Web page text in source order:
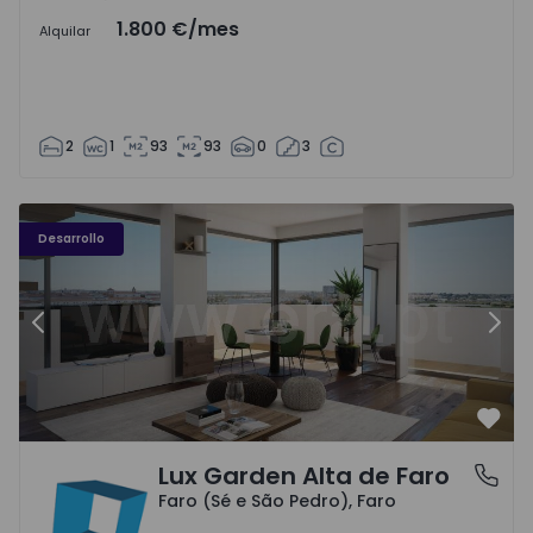
Alquilar 1.800 €/mes
2 1 93 93 0 3
Desarrollo
Anterior
Faro (Sé e São Pedro), Faro
Lux Garden Alta de Faro
Faro (Sé e São Pedro), Faro